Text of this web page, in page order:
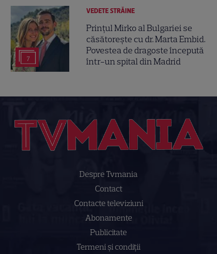
7
VEDETE STRĂINE
Prințul Mirko al Bulgariei se
căsătorește cu dr. Marta Embid.
Povestea de dragoste începută
într-un spital din Madrid
Despre Tvmania
Contact
Contacte televiziuni
Abonamente
Publicitate
Termeni și condiții